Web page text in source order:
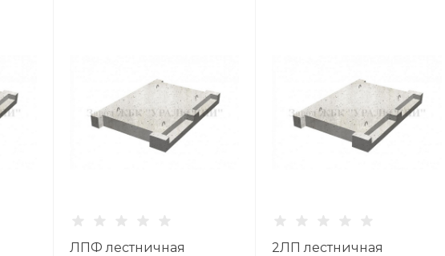
ЛПФ лестничная
2ЛП лестничная